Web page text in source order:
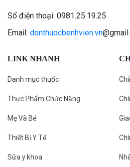
Số điện thoại: 0981.25.19.25
Email: donthuocbenhvien.vn
LINK NHANH
Danh mục thuốc
Thực Phẩm Chức Năng
Mẹ Và Bé
Thiết Bị Y Tế
Sữa y khoa